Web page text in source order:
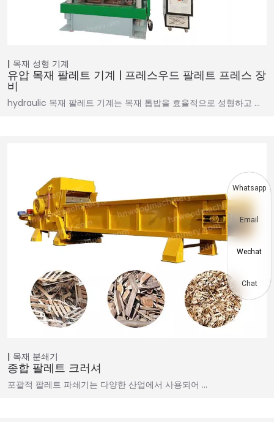
목재 성형 기계
유압 목재 팔레트 기계 | 프레스우드 팔레트 프레스 장
비
hydraulic 목재 팔레트 기계는 목재 톱밥을 효율적으로 성형하고 …
목재 분쇄기
종합 팔레트 크러셔
포괄적 팔레트 파쇄기는 다양한 산업에서 사용되어 …
Whatsapp
Email
Wechat
Chat